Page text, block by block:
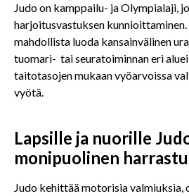
Judo on kamppailu- ja Olympialaji,
harjoitusvastuksen kunnioittaminen.
mahdollista luoda kansainvälinen
tuomari- tai seuratoiminnan eri
taitotasojen mukaan vyöarvoissa
vyötä.
Lapsille ja nuorille
monipuolinen
Judo kehittää motorisia valmiuksia,